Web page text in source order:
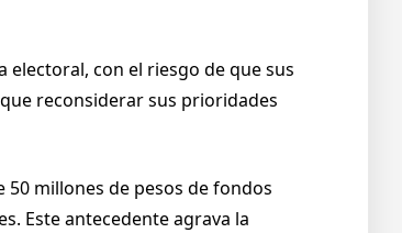
con el riesgo de que sus
reconsiderar sus prioridades
millones de pesos de fondos
Este antecedente agrava la